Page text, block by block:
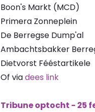
Boon's Markt (MCD)
Primera Zonneplein
De Berregse Dump'al
Ambachtsbakker
Dietvorst Fééstartikele
Of viadees link
Tribune optocht - 25